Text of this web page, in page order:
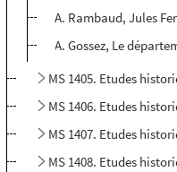
A. Rambaud, Jules
A. Gossez, Le
MS 1405. Etudes
MS 1406. Etudes
MS 1407. Etudes
MS 1408. Etudes